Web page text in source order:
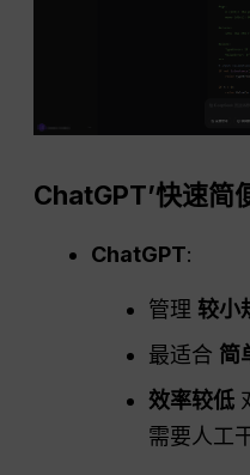
ChatGPT’快速简
ChatGPT:
管理 较小
最适合 简
效率较低
需要人工